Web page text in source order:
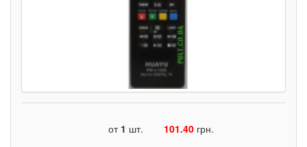
от 1 шт. 101.40 грн.